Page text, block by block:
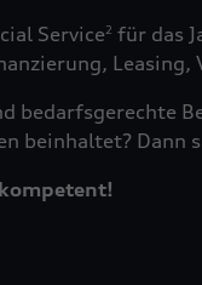
Service2 für das
bedarfsgerechte
beinhaltet? Dann